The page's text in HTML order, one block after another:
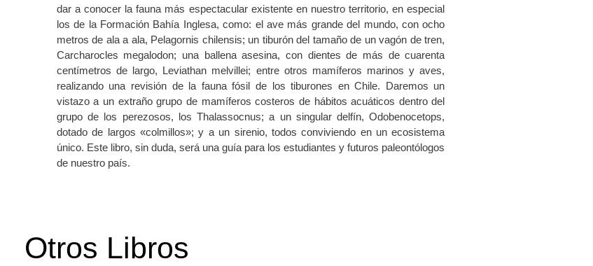
dar a conocer la fauna más espectacular existente en nuestro territorio, en especial
los de la Formación Bahía Inglesa, como: el ave más grande del mundo, con ocho
metros de ala a ala, Pelagornis chilensis; un tiburón del tamaño de un vagón de tren,
Carcharocles megalodon; una ballena asesina, con dientes de más de cuarenta
centímetros de largo, Leviathan melvillei; entre otros mamíferos marinos y aves,
realizando una revisión de la fauna fósil de los tiburones en Chile. Daremos un
vistazo a un extraño grupo de mamíferos costeros de hábitos acuáticos dentro del
grupo de los perezosos, los Thalassocnus; a un singular delfín, Odobenocetops,
dotado de largos «colmillos»; y a un sirenio, todos conviviendo en un ecosistema
único. Este libro, sin duda, será una guía para los estudiantes y futuros paleontólogos
de nuestro país.
Otros Libros